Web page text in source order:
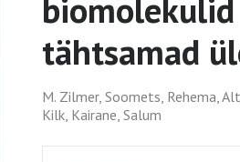
tähtsamad
M. Zilmer, Soomets, Rehema,
Kilk, Kairane, Salum